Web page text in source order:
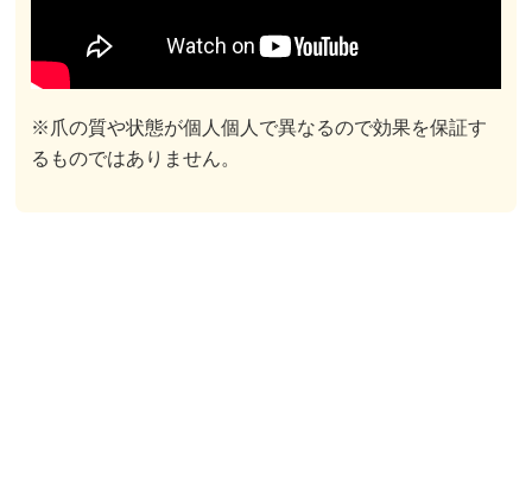
※爪の質や状態が個人個人で異なるので効果を保証す
るものではありません。